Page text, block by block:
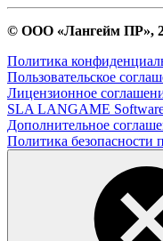
© ООО «Лангейм ПР»,
Политика
Пользовательское
Лицензионное
SLA LANGAME
Дополнительное
Политика безопасности